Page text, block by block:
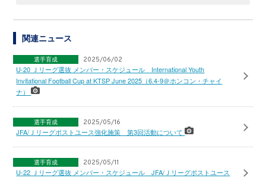
関連ニュース
選手育成 2025/06/02
U-20 Ｊリーグ選抜 メンバー・スケジュール International Youth
Invitational Football Cup at KTSP June 2025（6.4-9＠ホンコン・チャイ
ナ）
選手育成 2025/05/16
JFA/Ｊリーグポストユース強化施策 第3回活動について
選手育成 2025/05/11
U-22 Ｊリーグ選抜 メンバー・スケジュール JFA/Ｊリーグポストユース